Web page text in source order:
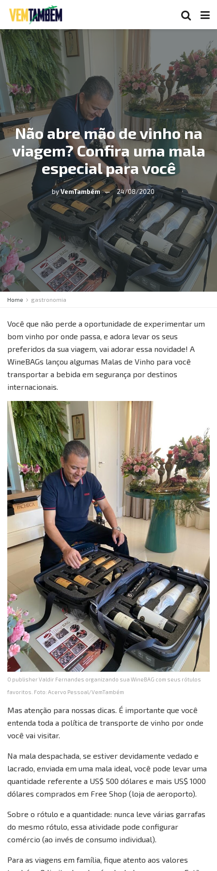
Não abre mão de vinho na
viagem? Confira uma mala
especial para você
byVemTambém 24/08/2020
Home gastronomia
Você que não perde a oportunidade de experimentar um
bom vinho por onde passa, e adora levar os seus
preferidos da sua viagem, vai adorar essa novidade! A
WineBAGs lançou algumas Malas de Vinho para você
transportar a bebida em segurança por destinos
internacionais.
O publisher Valdir Fernandes organizando sua WineBAG com seus rótulos
favoritos. Foto: Acervo Pessoal/VemTambém
Mas atenção para nossas dicas. É importante que você
entenda toda a política de transporte de vinho por onde
você vai visitar.
Na mala despachada, se estiver devidamente vedado e
lacrado, enviada em uma mala ideal, você pode levar uma
quantidade referente a US$ 500 dólares e mais US$ 1000
dólares comprados em Free Shop (loja de aeroporto).
Sobre o rótulo e a quantidade: nunca leve várias garrafas
do mesmo rótulo, essa atividade pode configurar
comércio (ao invés de consumo individual).
Para as viagens em família, fique atento aos valores